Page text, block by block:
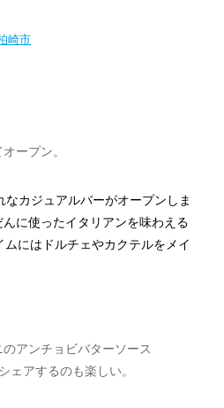
崎市
ープン。
カジュアルバーがオープンしま
に使ったイタリアンを味わえる
にはドルチェやカクテルをメイ
アンチョビバターソース
ェアするのも楽しい。